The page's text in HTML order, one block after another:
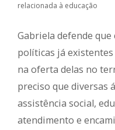
relacionada à educação
Gabriela defende
políticas já
na oferta delas no
preciso que diversas
assistência social,
atendimento e